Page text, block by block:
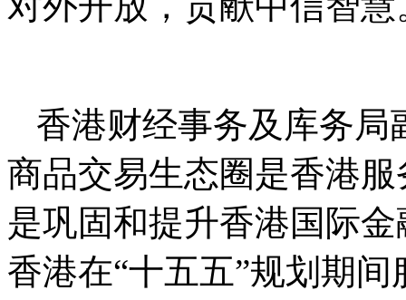
香港财经事务及库务局
商品交易生态圈是香港
是巩固和提升香港国际
香港在“十五五”规划期